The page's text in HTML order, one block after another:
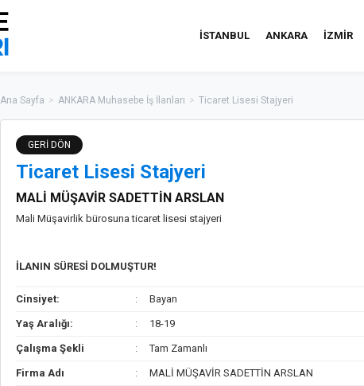
İSTANBUL ANKARA İZMİR
Ana Sayfa > ANKARA Muhasebe İş İlanları > Ticaret Lisesi Stajyeri
GERİ DÖN
Ticaret Lisesi Stajyeri
MALİ MÜŞAVİR SADETTİN ARSLAN
Mali Müşavirlik bürosuna ticaret lisesi stajyeri
İLANIN SÜRESİ DOLMUŞTUR!
Cinsiyet: Bayan
Yaş Aralığı: 18-19
Çalışma Şekli Tam Zamanlı
Firma Adı MALİ MÜŞAVİR SADETTİN ARSLAN